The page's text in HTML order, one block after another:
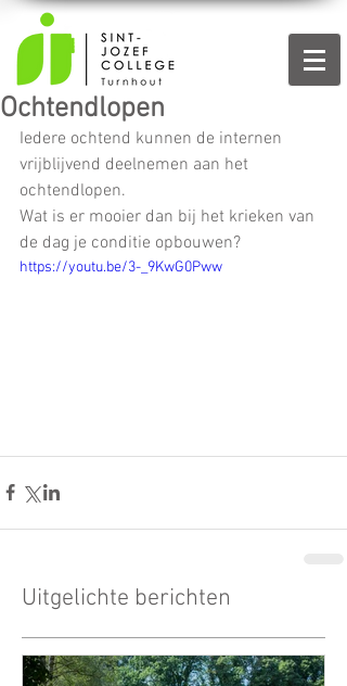
Ochtendlopen
Iedere ochtend kunnen de internen
vrijblijvend deelnemen aan het
ochtendlopen.
Wat is er mooier dan bij het krieken van
de dag je conditie opbouwen?
https://youtu.be/3-_9KwG0Pww
Uitgelichte berichten